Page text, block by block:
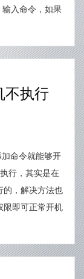
入命令，如果
不执行
命令就能够开
行，其实是在
的，解决方法也
限即可正常开机